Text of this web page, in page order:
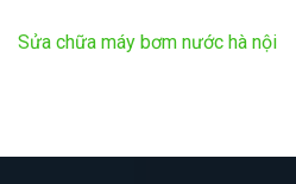
Sửa chữa máy bơm nước hà nội